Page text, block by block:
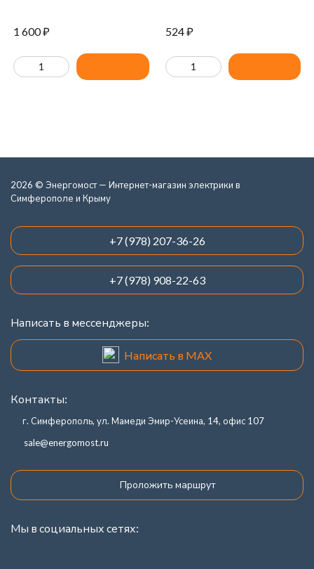
1 600₽ 524₽
2026 © Энергомост — Интернет-магазин электрики в
Симферополе и Крыму
+7 (978) 207-36-26
+7 (978) 908-22-63
Написать в мессенджеры:
Написать в MAX
Контакты:
г. Симферополь, ул. Мамеди Эмир-Усеина, 14, офис 107
sale@energomost.ru
Проложить маршрут
Мы в социальных сетях: